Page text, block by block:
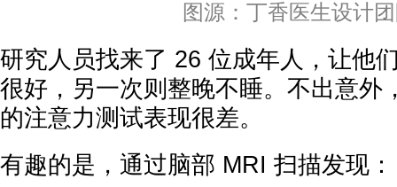
图源：丁香医生设计
研究人员找来了 26 位成年人，让他
很好，另一次则整晚不睡。不出意外
的注意力测试表现很差。
有趣的是，通过脑部 MRI 扫描发现：